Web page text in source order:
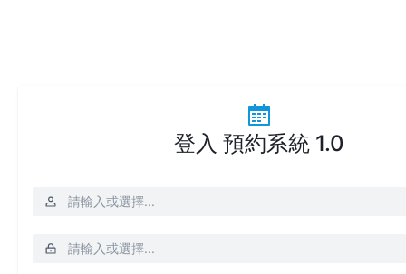
登入 預約系統 1.0